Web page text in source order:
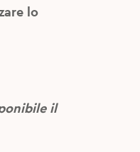
lo
il